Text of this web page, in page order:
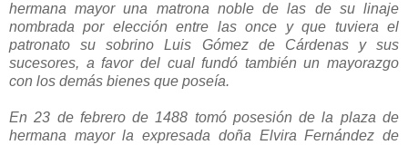
hermana mayor una matrona noble de las de su linaje
nombrada por elección entre las once y que tuviera el
patronato su sobrino Luis Gómez de Cárdenas y sus
sucesores, a favor del cual fundó también un mayorazgo
con los demás bienes que poseía.
En 23 de febrero de 1488 tomó posesión de la plaza de
hermana mayor la expresada doña Elvira Fernández de